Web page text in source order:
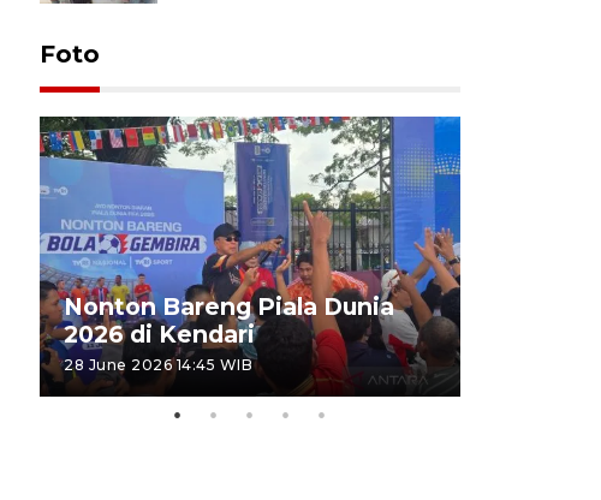
Foto
Nonton Bareng Piala Dunia
2026 di Kendari
28 June 2026 14:45 WIB